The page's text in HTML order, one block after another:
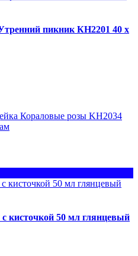
пикник КН2201 40 х
Кораловые розы KH2034
кисточкой 50 мл глянцевый